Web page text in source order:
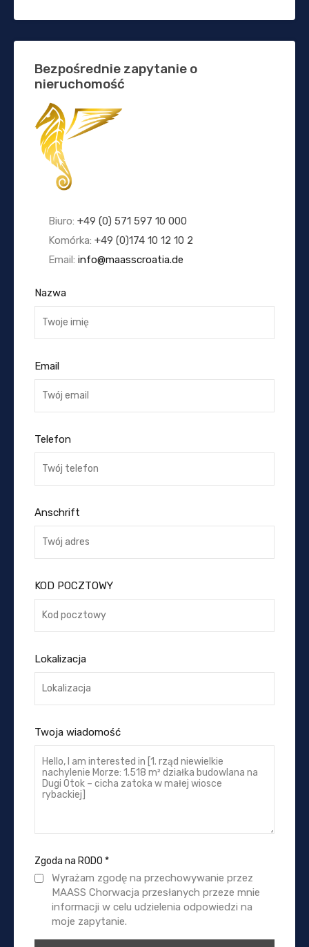
Bezpośrednie zapytanie o
nieruchomość
Biuro: +49 (0) 571 597 10 000
Komórka: +49 (0)174 10 12 10 2
Email: info@maasscroatia.de
Nazwa
Email
Telefon
Anschrift
KOD POCZTOWY
Lokalizacja
Twoja wiadomość
Zgoda na RODO *
Wyrażam zgodę na przechowywanie przez
MAASS Chorwacja przesłanych przeze mnie
informacji w celu udzielenia odpowiedzi na
moje zapytanie.